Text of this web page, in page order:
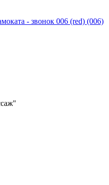
- звонок 006 (red) (006)